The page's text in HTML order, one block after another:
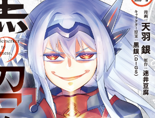
プホールディングス
お問い合わせはこ
オーバーラップノベルスf ロサージュノベルス
コミックガルド コミッククリエ